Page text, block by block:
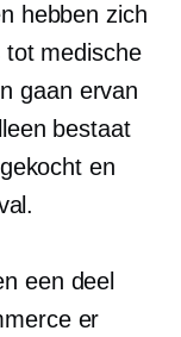
hebben zich
medische
gaan ervan
bestaat
en
een deel
er